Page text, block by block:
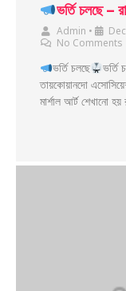
ভর্তি চলছে –
Admin •
No Comments
ভর্তি চলছে ভর্তি
তায়কোয়ানদো
মার্শাল আর্ট শেখানো